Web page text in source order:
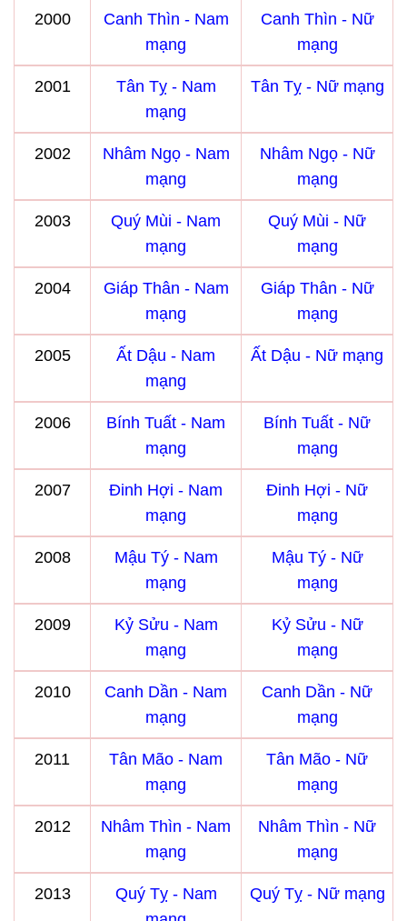
2000
Canh Thìn - Nam
mạng
Canh Thìn - Nữ
mạng
2001
Tân Tỵ - Nam
mạng
Tân Tỵ - Nữ mạng
2002
Nhâm Ngọ - Nam
mạng
Nhâm Ngọ - Nữ
mạng
2003
Quý Mùi - Nam
mạng
Quý Mùi - Nữ
mạng
2004
Giáp Thân - Nam
mạng
Giáp Thân - Nữ
mạng
2005
Ất Dậu - Nam
mạng
Ất Dậu - Nữ mạng
2006
Bính Tuất - Nam
mạng
Bính Tuất - Nữ
mạng
2007
Đinh Hợi - Nam
mạng
Đinh Hợi - Nữ
mạng
2008
Mậu Tý - Nam
mạng
Mậu Tý - Nữ
mạng
2009
Kỷ Sửu - Nam
mạng
Kỷ Sửu - Nữ
mạng
2010
Canh Dần - Nam
mạng
Canh Dần - Nữ
mạng
2011
Tân Mão - Nam
mạng
Tân Mão - Nữ
mạng
2012
Nhâm Thìn - Nam
mạng
Nhâm Thìn - Nữ
mạng
2013
Quý Tỵ - Nam
Quý Tỵ - Nữ mạng